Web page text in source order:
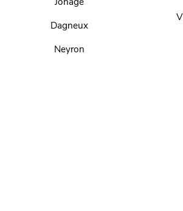
Dagneux
Neyron